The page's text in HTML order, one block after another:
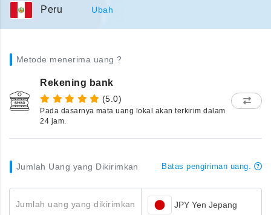
Peru Ubah
Metode menerima uang ?
Rekening bank
(5.0)
Pada dasarnya mata uang lokal akan terkirim dalam
24 jam.
Jumlah Uang yang Dikirimkan Batas pengiriman uang.
Jumlah uang yang dikirimkan JPY Yen Jepang